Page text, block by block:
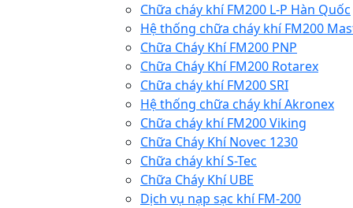
Chữa cháy khí FM200 L-P Hàn Quốc
Hệ thống chữa cháy khí FM200
Chữa Cháy Khí FM200 PNP
Chữa Cháy Khí FM200 Rotarex
Chữa cháy khí FM200 SRI
Hệ thống chữa cháy khí Akronex
Chữa cháy khí FM200 Viking
Chữa Cháy Khí Novec 1230
Chữa cháy khí S-Tec
Chữa Cháy Khí UBE
Dịch vụ nạp sạc khí FM-200